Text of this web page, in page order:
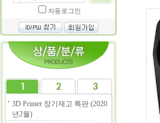
자동로그인
3D Printer 장기재고 특판 (2020
년2월)